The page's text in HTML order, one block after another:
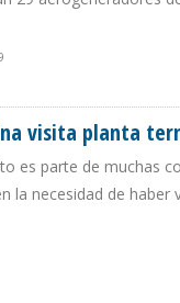
visita planta
es parte de muchas
la necesidad de